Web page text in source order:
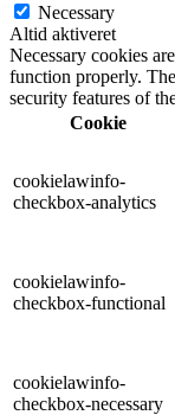
Necessary
Altid aktiveret
Necessary cookies
function properly.
security features of
Cookie
cookielawinfo-
checkbox-analytics
cookielawinfo-
checkbox-functional
cookielawinfo-
checkbox-necessary